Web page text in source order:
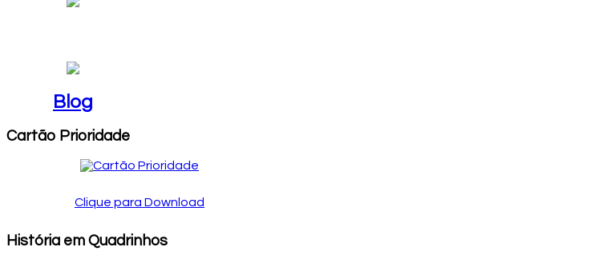
Blog
Cartão Prioridade
Clique para Download
História em Quadrinhos